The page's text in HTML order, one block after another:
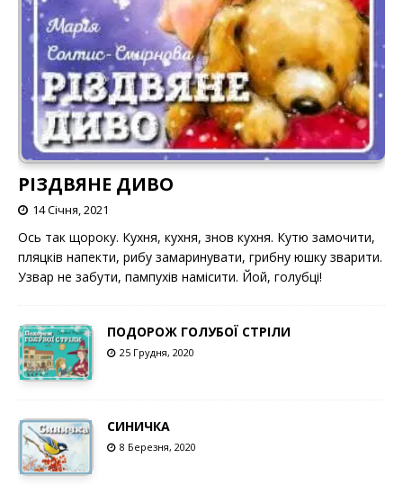
РІЗДВЯНЕ ДИВО
14 Січня, 2021
Ось так щороку. Кухня, кухня, знов кухня. Кутю замочити,
пляцків напекти, рибу замаринувати, грибну юшку зварити.
Узвар не забути, пампухів намісити. Йой, голубці!
ПОДОРОЖ ГОЛУБОЇ СТРІЛИ
25 Грудня, 2020
СИНИЧКА
8 Березня, 2020